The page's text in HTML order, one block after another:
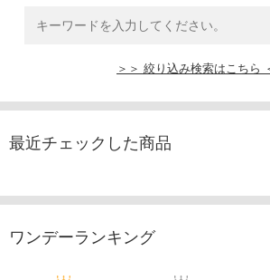
＞＞ 絞り込み検索はこちら
最近チェックした商品
ワンデーランキング